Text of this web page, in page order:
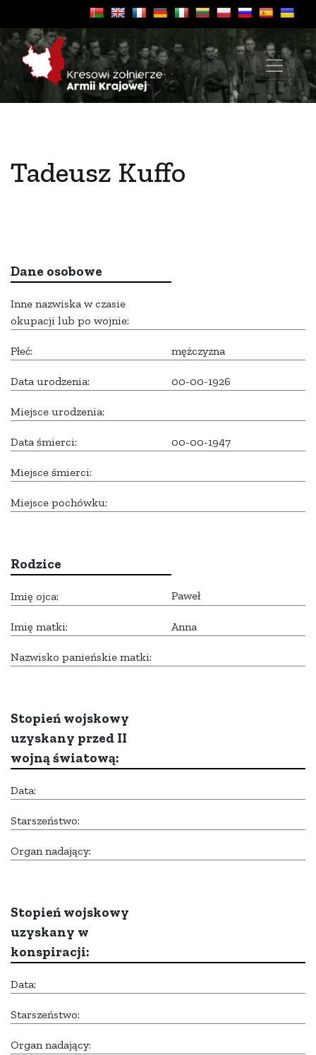
Tadeusz Kuffo
Dane osobowe
Inne nazwiska w czasie
okupacji lub po wojnie:
Płeć: mężczyzna
Data urodzenia: 00-00-1926
Miejsce urodzenia:
Data śmierci: 00-00-1947
Miejsce śmierci:
Miejsce pochówku:
Rodzice
Imię ojca: Paweł
Imię matki: Anna
Nazwisko panieńskie matki:
Stopień wojskowy
uzyskany przed II
wojną światową:
Data:
Starszeństwo:
Organ nadający:
Stopień wojskowy
uzyskany w
konspiracji:
Data:
Starszeństwo:
Organ nadający: